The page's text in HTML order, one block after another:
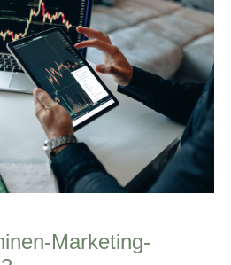
Marketing-